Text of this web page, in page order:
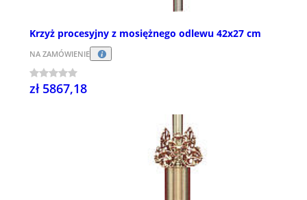
Krzyż procesyjny z mosiężnego odlewu 42x27 cm
NA ZAMÓWIENIE
zł 5867,18